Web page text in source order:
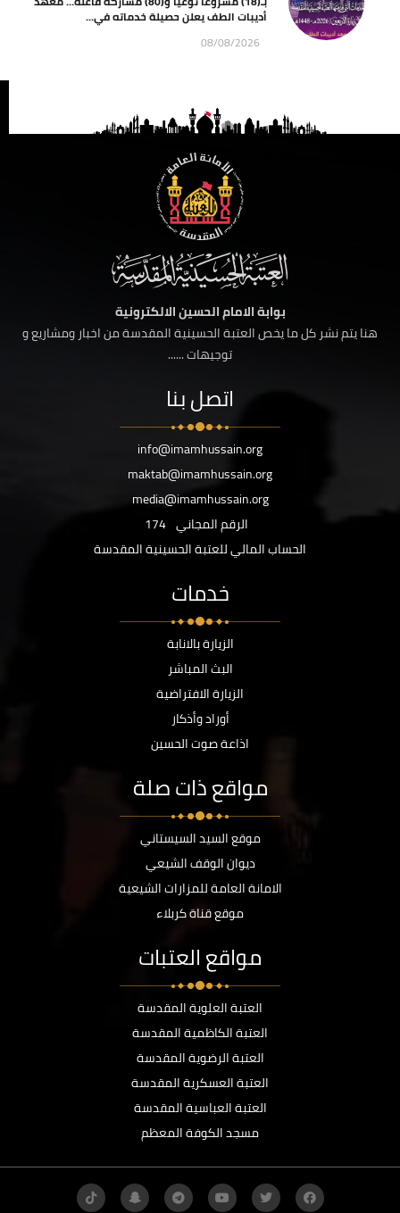
أديبات الطف يعلن حصيلة خدماته في...
08/08/2026
بوابة الامام الحسين الالكترونية
هنا يتم نشر كل ما يخص العتبة الحسينية المقدسة من اخبار ومشاريع و
توجيهات ......
اتصل بنا
info@imamhussain.org
maktab@imamhussain.org
media@imamhussain.org
الرقم المجاني 174
الحساب المالي للعتبة الحسينية المقدسة
خدمات
الزيارة بالانابة
البث المباشر
الزيارة الافتراضية
أوراد وأذكار
اذاعة صوت الحسين
مواقع ذات صلة
موقع السيد السيستاني
ديوان الوقف الشيعي
الامانة العامة للمزارات الشيعية
موقع قناة كربلاء
مواقع العتبات
العتبة العلوية المقدسة
العتبة الكاظمية المقدسة
العتبة الرضوية المقدسة
العتبة العسكرية المقدسة
العتبة العباسية المقدسة
مسجد الكوفة المعظم